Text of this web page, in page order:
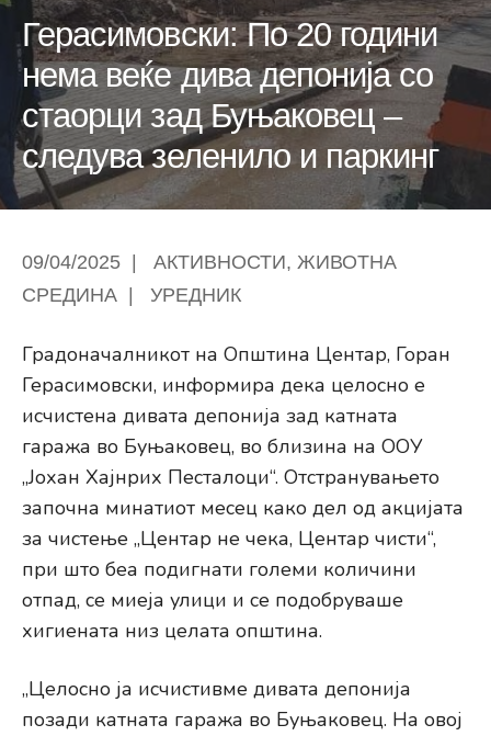
Герасимовски: По 20 години
нема веќе дива депонија со
стаорци зад Буњаковец –
следува зеленило и паркинг
09/04/2025 АКТИВНОСТИ, ЖИВОТНА
СРЕДИНА
УРЕДНИК
Градоначалникот на Општина Центар, Горан
Герасимовски, информира дека целосно е
исчистена дивата депонија зад катната
гаража во Буњаковец, во близина на ООУ
„Јохан Хајнрих Песталоци“. Отстранувањето
започна минатиот месец како дел од акцијата
за чистење „Центар не чека, Центар чисти“,
при што беа подигнати големи количини
отпад, се миеја улици и се подобруваше
хигиената низ целата општина.
„Целосно ја исчистивме дивата депонија
позади катната гаража во Буњаковец. На овој